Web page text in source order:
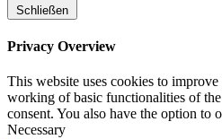
Schließen
Privacy Overview
This website uses cookies to
working of basic functionalities of
consent. You also have the option to
Necessary